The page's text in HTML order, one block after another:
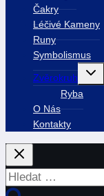
Čakry
Léčivé Kameny
Runy
Symbolismus
Zvěrokruh
Toggle
Ryba
O Nás
Kontakty
Vyhledávání